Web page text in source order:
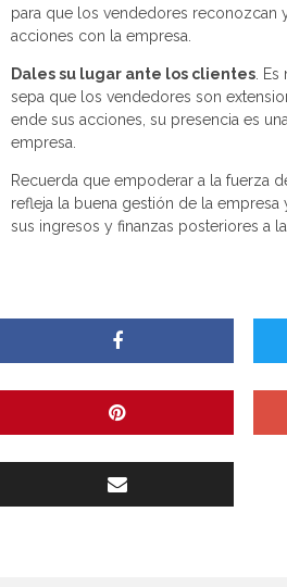
para que los vendedores reconozcan
acciones con la empresa.
Dales su lugar ante los clientes .
sepa que los vendedores son
ende sus acciones, su presencia es
empresa.
Recuerda que empoderar a la fuerza
refleja la buena gestión de la empresa
sus ingresos y finanzas posteriores a